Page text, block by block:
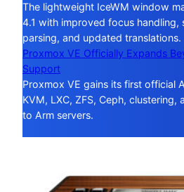
The lightweight IceWM window
4.1 with improved focus handling,
parsing, and updated translations.
Proxmox VE Officially Expands
Support
Proxmox VE gains its first official
KVM, LXC, ZFS, Ceph,
to Arm servers.